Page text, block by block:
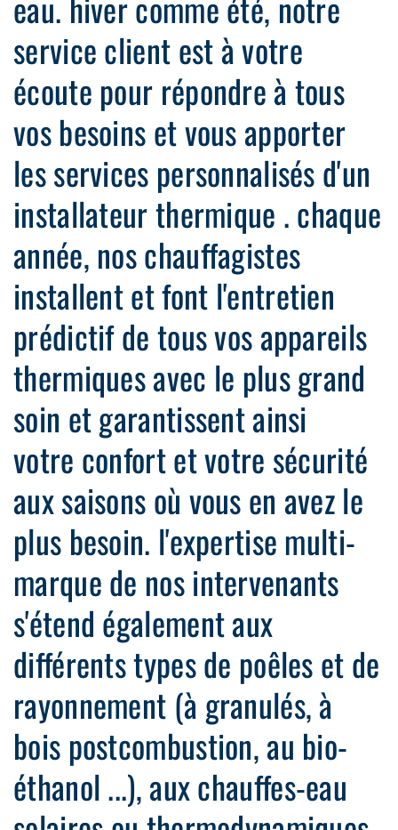
service client est à votre
écoute pour répondre à tous
vos besoins et vous apporter
les services personnalisés d'un
installateur thermique . chaque
année, nos chauffagistes
installent et font l'entretien
prédictif de tous vos appareils
thermiques avec le plus grand
soin et garantissent ainsi
votre confort et votre sécurité
aux saisons où vous en avez le
plus besoin. l'expertise multi-
marque de nos intervenants
s'étend également aux
différents types de poêles et de
rayonnement (à granulés, à
bois postcombustion, au bio-
éthanol ...), aux chauffes-eau